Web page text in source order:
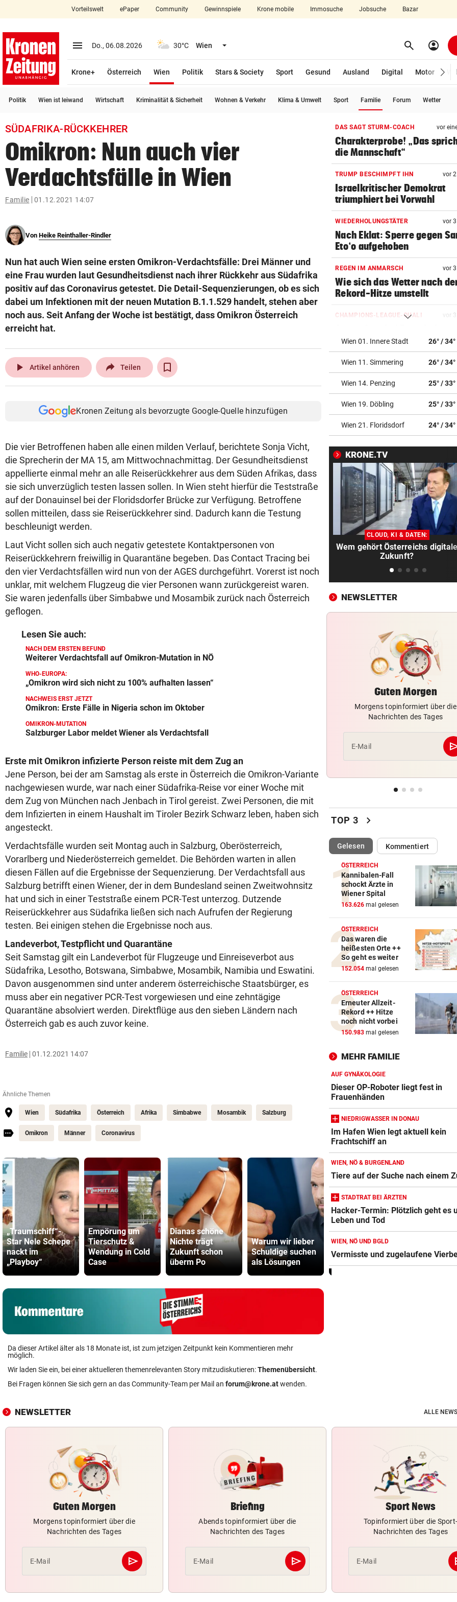
closeSchließen
account_circle Anmelden
arrow_right
bookmark
search
Suchbegriff
eingeben
© Krone Multimedia GmbH & Co KG 2026
Vorteilswelt ePaper Community Gewinnspiele Krone mobile Immosuche Jobsuche Bazar
menu Menü aufklappen
Do., 06.08.2026 30°C Wien Menü aufklappen search Suchen
account_circle
Krone+ Österreich Wien
Politik
Stars & Society Sport Gesund Ausland Digital Motor
Politik Wien ist leiwand Wirtschaft Kriminalität & Sicherheit Wohnen & Verkehr Klima & Umwelt Sport Familie Forum Wetter
SÜDAFRIKA-RÜCKKEHRER
Omikron: Nun auch vier
Verdachtsfälle in Wien
Familie 01.12.2021 14:07
Von Heike Reinthaller-Rindler
Nun hat auch Wien seine ersten Omikron-Verdachtsfälle: Drei Männer und
eine Frau wurden laut Gesundheitsdienst nach ihrer Rückkehr aus Südafrika
positiv auf das Coronavirus getestet. Die Detail-Sequenzierungen, ob es sich
dabei um Infektionen mit der neuen Mutation B.1.1.529 handelt, stehen aber
noch aus. Seit Anfang der Woche ist bestätigt, dass Omikron Österreich
erreicht hat.
play_arrow Artikel anhören Teilen
Kronen Zeitung als bevorzugte Google-Quelle hinzufügen
Die vier Betroffenen haben alle einen milden Verlauf, berichtete Sonja Vicht,
die Sprecherin der MA 15, am Mittwochnachmittag. Der Gesundheitsdienst
appellierte einmal mehr an alle Reiserückkehrer aus dem Süden Afrikas, dass
sie sich unverzüglich testen lassen sollen. In Wien steht hierfür die Teststraße
auf der Donauinsel bei der Floridsdorfer Brücke zur Verfügung. Betroffene
sollen mitteilen, dass sie Reiserückkehrer sind. Dadurch kann die Testung
beschleunigt werden.
Laut Vicht sollen sich auch negativ getestete Kontaktpersonen von
Reiserückkehrern freiwillig in Quarantäne begeben. Das Contact Tracing bei
den vier Verdachtsfällen wird nun von der AGES durchgeführt. Vorerst ist noch
unklar, mit welchem Flugzeug die vier Personen wann zurückgereist waren.
Sie waren jedenfalls über Simbabwe und Mosambik zurück nach Österreich
geflogen.
Lesen Sie auch:
NACH DEM ERSTEN BEFUND
Weiterer Verdachtsfall auf Omikron-Mutation in NÖ
WHO-EUROPA:
„Omikron wird sich nicht zu 100% aufhalten lassen“
NACHWEIS ERST JETZT
Omikron: Erste Fälle in Nigeria schon im Oktober
OMIKRON-MUTATION
Salzburger Labor meldet Wiener als Verdachtsfall
Erste mit Omikron infizierte Person reiste mit dem Zug an
Jene Person, bei der am Samstag als erste in Österreich die Omikron-Variante
nachgewiesen wurde, war nach einer Südafrika-Reise vor einer Woche mit
dem Zug von München nach Jenbach in Tirol gereist. Zwei Personen, die mit
dem Infizierten in einem Haushalt im Tiroler Bezirk Schwarz leben, haben sich
angesteckt.
Verdachtsfälle wurden seit Montag auch in Salzburg, Oberösterreich,
Vorarlberg und Niederösterreich gemeldet. Die Behörden warten in allen
diesen Fällen auf die Ergebnisse der Sequenzierung. Der Verdachtsfall aus
Salzburg betrifft einen Wiener, der in dem Bundesland seinen Zweitwohnsitz
hat und sich in einer Teststraße einem PCR-Test unterzog. Dutzende
Reiserückkehrer aus Südafrika ließen sich nach Aufrufen der Regierung
testen. Bei einigen stehen die Ergebnisse noch aus.
Landeverbot, Testpflicht und Quarantäne
Seit Samstag gilt ein Landeverbot für Flugzeuge und Einreiseverbot aus
Südafrika, Lesotho, Botswana, Simbabwe, Mosambik, Namibia und Eswatini.
Davon ausgenommen sind unter anderem österreichische Staatsbürger, es
muss aber ein negativer PCR-Test vorgewiesen und eine zehntägige
Quarantäne absolviert werden. Direktflüge aus den sieben Ländern nach
Österreich gab es auch zuvor keine.
Familie 01.12.2021 14:07
Ähnliche Themen
Wien Südafrika Österreich Afrika Simbabwe Mosambik Salzburg
Omikron Männer Coronavirus
„Traumschiff“-
Star Nele Schepe
nackt im
„Playboy“
Empörung um
Tierschutz &
Wendung in Cold
Case
Dianas schöne
Nichte trägt
Zukunft schon
überm Po
Warum wir lieber
Schuldige suchen
als Lösungen
Mann floh nach
Unfall einfach: Mit
500 Helfer
Gluthitze
Da dieser Artikel älter als 18 Monate ist, ist zum jetzigen Zeitpunkt kein Kommentieren mehr
möglich.
Wir laden Sie ein, bei einer aktuelleren themenrelevanten Story mitzudiskutieren:Themenübersicht.
Bei Fragen können Sie sich gern an das Community-Team per Mail an forum@krone.atwenden.
DAS SAGT STURM-COACH vor
Charakterprobe! „Das
die Mannschaft“
TRUMP BESCHIMPFT IHN vor
Israelkritischer Demokrat
triumphiert bei Vorwahl
WIEDERHOLUNGSTÄTER vor
Nach Eklat: Sperre gegen
Eto‘o aufgehoben
REGEN IM ANMARSCH vor
Wie sich das Wetter nach
Rekord-Hitze umstellt
CHAMPIONS-LEAGUE-QUALI vor
Istanbul ohne Chance
MIT BOJE GEFUNDEN vor 4
Pensionistin starb beim
Schwimmen im Wallersee
FRÜCHTL „NEUER ZWEIER“ vor
Red Bull Salzburg hat neuen
Tormann gefunden
AM WEG ZUR WILDSPITZE
Bergsteiger stürzte 20 Meter
Gletscherspalte ab
CLOUD, KI & DATEN: vor 4
Wem gehört Österreichs
Zukunft?
FÖHRENWALD IN FLAMMEN vor
gegen Inferno
BEI RONALDINHO-BESUCH
Nächster Brasilien-Star
DANK MEGA-ABLÖSE
Ex-Salzburg-Coach
Premier-League-Klub
CHAMPIONS-LEAGUE-QUALI
Darum spielte Sturm Graz
Brustsponsor
vor
Sabrina Setlur: „Mein Weg
hart, aber ehrlich“
Young Boys Bern
Mann floh nach Unfall
Mit Schuss gestoppt
MIT FORSCHER UNTERWEGS vor
Bundespräsident zeigt: So
dramatisch ist die Lage
WIR HATTEN 41,2 GRAD!
Erneuter Allzeit-Rekord ++
noch nicht vorbei
BEAMTE SIND AM ZUG
geht munter weiter
POLIZEI SUCHT HINWEISE vor
Goldkettenräuber von Graz:
Wien 01. Innere Stadt 26° / 34°
Wien 11. Simmering 26° / 34°
Wien 14. Penzing 25° / 33°
Wien 19. Döbling 25° / 33°
Wien 21. Floridsdorf 24° / 34°
KRONE.TV
CLOUD, KI & DATEN:
Wem gehört Österreichs digitale
Zukunft?
NEWSLETTER
Guten Morgen
Morgens topinformiert über die
Nachrichten des Tages
E-Mail
TOP 3 chevron_right
Gelesen(ausgewählt)Kommentiert
ÖSTERREICH
Kannibalen-Fall
schockt Ärzte in
Wiener Spital
163.626 mal gelesen
ÖSTERREICH
Das waren die
heißesten Orte ++
So geht es weiter
152.054 mal gelesen
ÖSTERREICH
Erneuter Allzeit-
Rekord ++ Hitze
noch nicht vorbei
150.983 mal gelesen
MEHR FAMILIE
AUF GYNÄKOLOGIE
Dieser OP-Roboter liegt fest in
Frauenhänden
NIEDRIGWASSER IN DONAU
Im Hafen Wien legt aktuell kein
Frachtschiff an
WIEN, NÖ & BURGENLAND
Tiere auf der Suche nach einem
STADTRAT BEI ÄRZTEN
Hacker-Termin: Plötzlich geht es
Leben und Tod
WIEN, NÖ UND BGLD
Vermisste und zugelaufene
NEWSLETTER ALLE
Guten Morgen
Morgens topinformiert über die
Nachrichten des Tages
E-Mail send
Abschicken
Briefing
Abends topinformiert über die
Nachrichten des Tages
E-Mail send
Abschicken
Sport News
Topinformiert über die Sport-
Nachrichten des Tages
E-Mail